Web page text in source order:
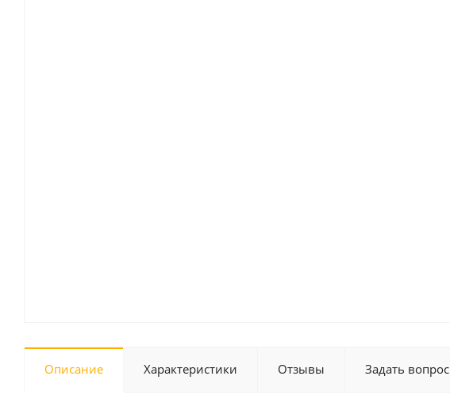
Описание Характеристики Отзывы Задать вопрос